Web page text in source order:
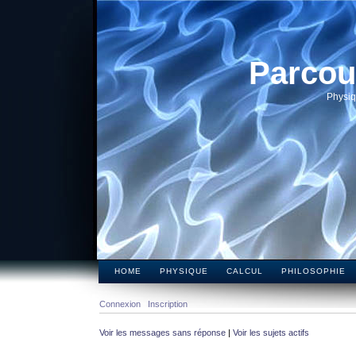
HOME PHYSIQUE CALCUL PHILOSOPHIE
Connexion Inscription
Voir les messages sans réponse | Voir les sujets actifs